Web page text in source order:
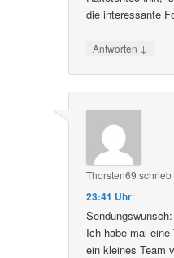
die interessante
Antworten ↓
Thorsten69 schrieb
23:41 Uhr:
Ich habe mal eine
ein kleines Team